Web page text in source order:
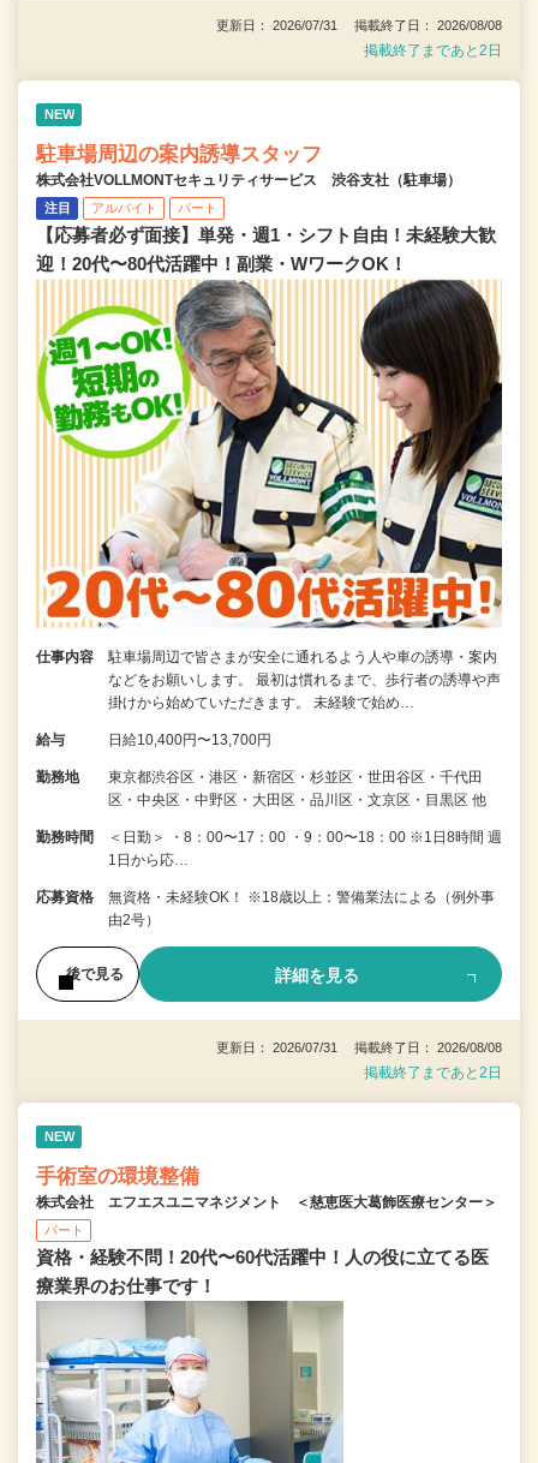
更新日： 2026/07/31 掲載終了日： 2026/08/08
掲載終了まであと2日
NEW
駐車場周辺の案内誘導スタッフ
株式会社VOLLMONTセキュリティサービス 渋谷支社（駐車場）
注目 アルバイト パート
【応募者必ず面接】単発・週1・シフト自由！未経験大歓
迎！20代〜80代活躍中！副業・WワークOK！
仕事内容
駐車場周辺で皆さまが安全に通れるよう人や車の誘導・案内
などをお願いします。 最初は慣れるまで、歩行者の誘導や声
掛けから始めていただきます。 未経験で始め…
給与 日給10,400円〜13,700円
勤務地
東京都渋谷区・港区・新宿区・杉並区・世田谷区・千代田
区・中央区・中野区・大田区・品川区・文京区・目黒区 他
勤務時間
＜日勤＞ ・8：00〜17：00 ・9：00〜18：00 ※1日8時間 週
1日から応…
応募資格
無資格・未経験OK！ ※18歳以上：警備業法による（例外事
由2号）
後で見る 詳細を見る
更新日： 2026/07/31 掲載終了日： 2026/08/08
掲載終了まであと2日
NEW
手術室の環境整備
株式会社 エフエスユニマネジメント ＜慈恵医大葛飾医療センター＞
パート
資格・経験不問！20代〜60代活躍中！人の役に立てる医
療業界のお仕事です！